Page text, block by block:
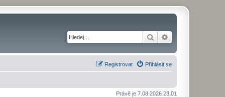
Hledat
Přihlásit se
Registrovat
Právě je 7.08.2026 23:01